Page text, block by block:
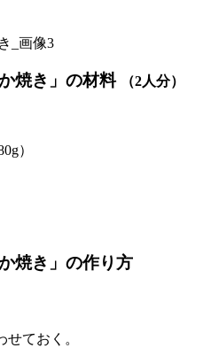
焼き」の材料 （2人分）
）
焼き」の作り方
せておく。